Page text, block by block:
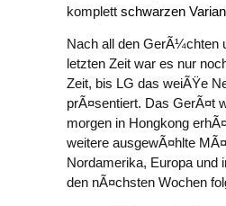
komplett schwarzen
Nach all den GerÃ¼chten
letzten Zeit war es nur
Zeit, bis LG das weiÃŸe
prÃ¤sentiert. Das GerÃ¤t
morgen in Hongkong
weitere ausgewÃ¤hlte
Nordamerika, Europa und
den nÃ¤chsten Wochen